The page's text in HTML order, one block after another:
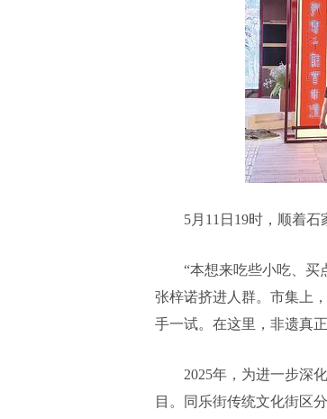
5月11日19时，顺着
“本想来吃些小吃、买
张梓诺挤进人群。市集上
手一试。在这里，非遗真正
2025年，为进一步深
目。同乐街传统文化街区